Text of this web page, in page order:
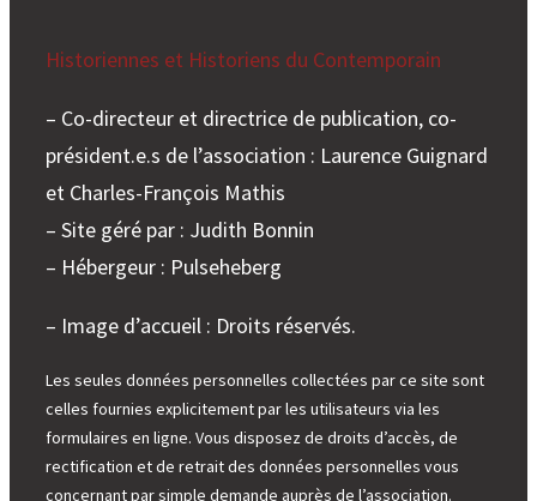
Historiennes et Historiens du Contemporain
– Co-directeur et directrice de publication, co-
président.e.s de l’association : Laurence Guignard
et Charles-François Mathis
– Site géré par : Judith Bonnin
– Hébergeur : Pulseheberg
– Image d’accueil : Droits réservés.
Les seules données personnelles collectées par ce site sont
celles fournies explicitement par les utilisateurs via les
formulaires en ligne. Vous disposez de droits d’accès, de
rectification et de retrait des données personnelles vous
concernant par simple demande auprès de l’association.